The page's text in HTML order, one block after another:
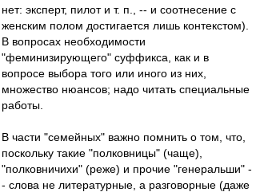
нет: эксперт, пилот и т. п., -- и соотнесение с
женским полом достигается лишь контекстом).
В вопросах необходимости
"феминизирующего" суффикса, как и в
вопросе выбора того или иного из них,
множество нюансов; надо читать специальные
работы.
В части "семейных" важно помнить о том, что,
поскольку такие "полковницы" (чаще),
"полковничихи" (реже) и прочие "генеральши" -
- слова не литературные, а разговорные (даже